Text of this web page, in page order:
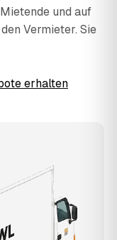
und auf
Vermieter. Sie
erhalten